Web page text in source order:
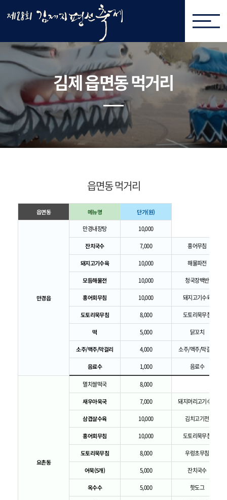
김제 읍면동 먹거리
읍면동 먹거리
읍면동 메뉴명 단가(원)
만경읍
만경내장탕 10,000
잔치국수 7,000 홍어무침
돼지고기수육 10,000 해물파전
모듬해물전 10,000 청국장백반
홍어회무침 10,000 돼지고기수육
도토리묵무침 8,000 도토리묵무침
떡 5,000 닭꼬치
소주/맥주/막걸리 4,000 소주/맥주/막걸리
음료수 1,000 음료수
요촌동
멸치쌀떡국 8,000
새우아욱국 7,000 돼지머리고기수육
삼겹살수육 10,000 김치고기전
홍어회무침 10,000 도토리묵무침
도토리묵무침 8,000 우렁초무침
어묵(5개) 5,000 잔치국수
옥수수 5,000 핫도그